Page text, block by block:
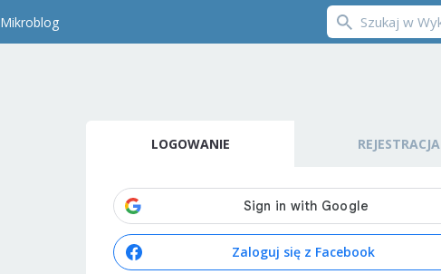
Mikroblog
LOGOWANIE REJESTRACJA
Zaloguj się z Facebook